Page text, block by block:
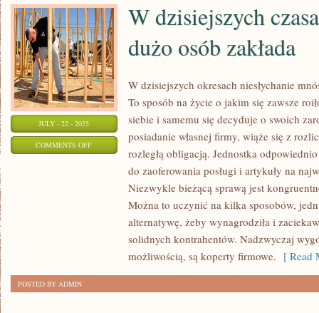
JULY - 22 - 2025
COMMENTS OFFON
W dzisiejszych
dużo osób zakłada
W dzisiejszych okresach niesłychanie
To sposób na życie o jakim się zawsze
siebie i samemu się decyduje o swoich
posiadanie własnej firmy, wiąże się z
rozległą obligacją. Jednostka
do zaoferowania posługi i artykuły na
Niezwykle bieżącą sprawą jest
Można to uczynić na kilka sposobów,
alternatywę, żeby wynagrodziła i
solidnych kontrahentów. Nadzwyczaj
możliwością, są koperty firmowe. [ Read
POSTED BY ADMIN